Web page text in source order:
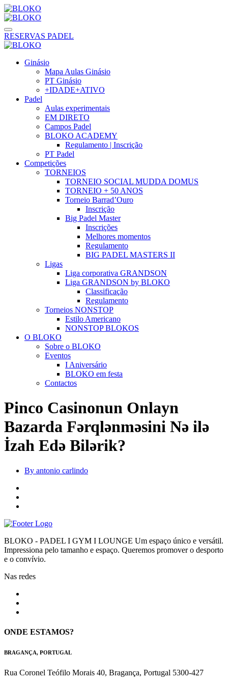
RESERVAS PADEL
Ginásio
Mapa Aulas Ginásio
PT Ginásio
+IDADE+ATIVO
Padel
Aulas experimentais
EM DIRETO
Campos Padel
BLOKO ACADEMY
Regulamento | Inscrição
PT Padel
Competições
TORNEIOS
TORNEIO SOCIAL MUDDA DOMUS
TORNEIO + 50 ANOS
Torneio Barrad’Ouro
Inscrição
Big Padel Master
Inscrições
Melhores momentos
Regulamento
BIG PADEL MASTERS II
Ligas
Liga corporativa GRANDSON
Liga GRANDSON by BLOKO
Classificação
Regulamento
Torneios NONSTOP
Estilo Americano
NONSTOP BLOKOS
O BLOKO
Sobre o BLOKO
Eventos
I Aniversário
BLOKO em festa
Contactos
Pinco Casinonun Onlayn
Bazarda Fərqlənməsini Nə ilə
İzah Edə Bilərik?
By antonio carlindo
BLOKO - PADEL I GYM I LOUNGE Um espaço único e versátil.
Impressiona pelo tamanho e espaço. Queremos promover o desporto
e o convívio.
Nas redes
ONDE ESTAMOS?
BRAGANÇA, PORTUGAL
Rua Coronel Teófilo Morais 40, Bragança, Portugal 5300-427